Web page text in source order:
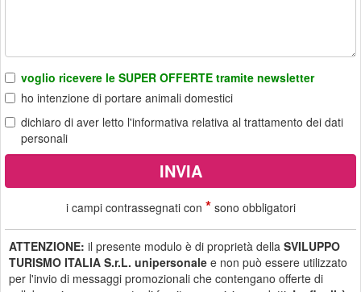
voglio ricevere le SUPER OFFERTE tramite newsletter
ho intenzione di portare animali domestici
dichiaro di aver letto l'informativa relativa al trattamento dei dati
personali
i campi contrassegnati con *sono obbligatori
ATTENZIONE: il presente modulo è di proprietà della SVILUPPO
TURISMO ITALIA S.r.L. unipersonale e non può essere utilizzato
per l'invio di messaggi promozionali che contengano offerte di